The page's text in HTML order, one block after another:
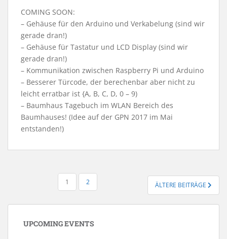
COMING SOON:
– Gehäuse für den Arduino und Verkabelung (sind wir
gerade dran!)
– Gehäuse für Tastatur und LCD Display (sind wir
gerade dran!)
– Kommunikation zwischen Raspberry Pi und Arduino
– Besserer Türcode, der berechenbar aber nicht zu
leicht erratbar ist {A, B, C, D, 0 – 9)
– Baumhaus Tagebuch im WLAN Bereich des
Baumhauses! (Idee auf der GPN 2017 im Mai
entstanden!)
SEITENNUMMERIERUNG
BEITRÄGE
1 2 ÄLTERE BEITRÄGE
UPCOMING EVENTS